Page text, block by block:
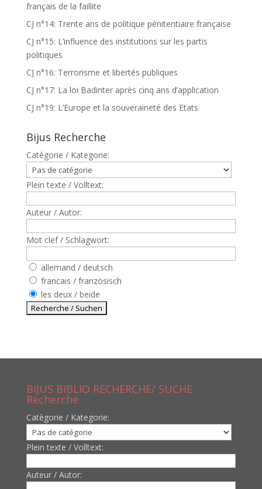
français de la faillite
CJ n°14: Trente ans de politique pénitentiaire française
CJ n°15: L’influence des institutions sur les partis
politiques
CJ n°16: Terrorisme et libertés publiques
CJ n°17: La loi Badinter après cinq ans d’application
CJ n°19: L’Europe et la souveraineté des Etats
Bijus Recherche
Catègorie / Kategorie:
Plein texte / Volltext:
Auteur / Autor:
Mot clef / Schlagwort:
allemand / deutsch
francais / französisch
les deux / beide
BIJUS BIBLIO RECHERCHE/ SUCHE
Recherche
Catègorie / Kategorie:
Plein texte / Volltext:
Auteur / Autor: